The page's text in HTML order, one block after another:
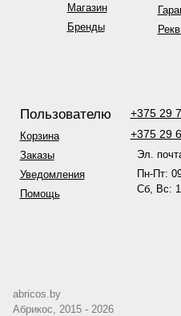
Магазин
Бренды
Пользователю
Корзина
Заказы
Уведомления
Помощь
+375 29
+375 29
Эл.
Пн-Пт:
Сб, Вс:
abricos.by
Абрикос, 2015 - 2026